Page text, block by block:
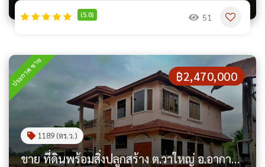
(5.0) 51
฿2,470,000
ประกาศ ขาย
1189 (ตร.ว.)
ขาย ที่ดินพร้อมสิ่งปลูกสร้าง ต.วาใหญ่ อ.อากาศอำนวย จ.สกลนคร PAP4-0658